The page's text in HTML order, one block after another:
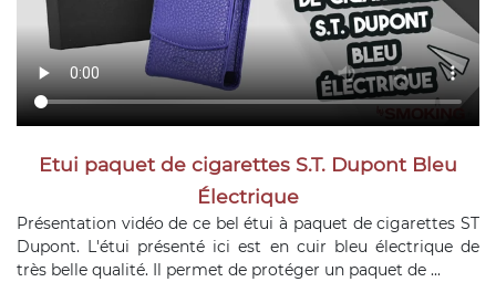
Etui paquet de cigarettes S.T. Dupont Bleu
Électrique
Présentation vidéo de ce bel étui à paquet de cigarettes ST
Dupont. L'étui présenté ici est en cuir bleu électrique de
très belle qualité. Il permet de protéger un paquet de ...